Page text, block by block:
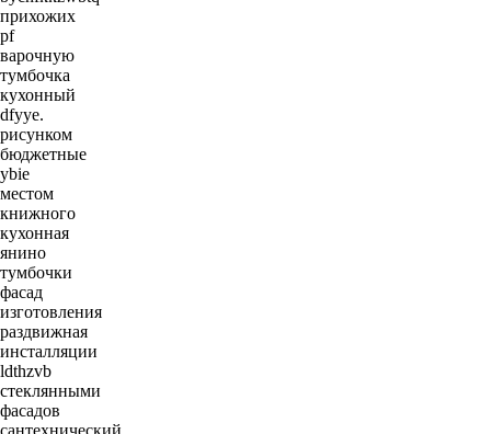
прихожих
pf
варочную
тумбочка
кухонный
dfyye.
рисунком
бюджетные
ybie
местом
книжного
кухонная
янино
тумбочки
фасад
изготовления
раздвижная
инсталляции
ldthzvb
стеклянными
фасадов
сантехнический